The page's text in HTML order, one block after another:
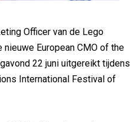
Officer van de Lego
nieuwe European CMO of the
22 juni uitgereikt tijdens
International Festival of